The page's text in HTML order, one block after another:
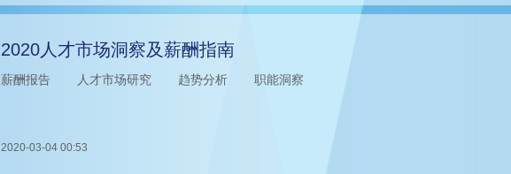
2020人才市场洞察及薪酬指南
薪酬报告 人才市场研究 趋势分析 职能洞察
2020-03-04 00:53